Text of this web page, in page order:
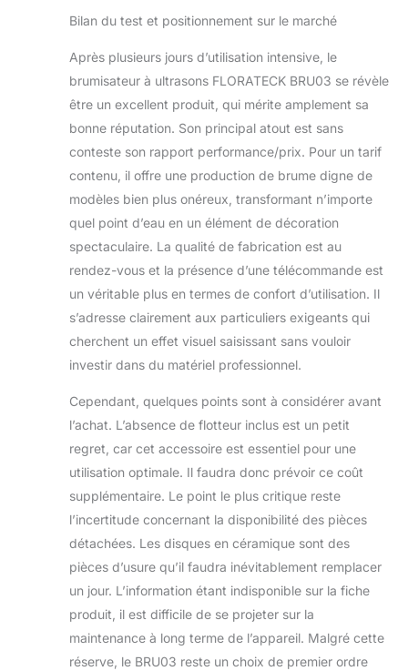
Bilan du test et positionnement sur le marché
Après plusieurs jours d’utilisation intensive, le
brumisateur à ultrasons FLORATECK BRU03 se révèle
être un excellent produit, qui mérite amplement sa
bonne réputation. Son principal atout est sans
conteste son rapport performance/prix. Pour un tarif
contenu, il offre une production de brume digne de
modèles bien plus onéreux, transformant n’importe
quel point d’eau en un élément de décoration
spectaculaire. La qualité de fabrication est au
rendez-vous et la présence d’une télécommande est
un véritable plus en termes de confort d’utilisation. Il
s’adresse clairement aux particuliers exigeants qui
cherchent un effet visuel saisissant sans vouloir
investir dans du matériel professionnel.
Cependant, quelques points sont à considérer avant
l’achat. L’absence de flotteur inclus est un petit
regret, car cet accessoire est essentiel pour une
utilisation optimale. Il faudra donc prévoir ce coût
supplémentaire. Le point le plus critique reste
l’incertitude concernant la disponibilité des pièces
détachées. Les disques en céramique sont des
pièces d’usure qu’il faudra inévitablement remplacer
un jour. L’information étant indisponible sur la fiche
produit, il est difficile de se projeter sur la
maintenance à long terme de l’appareil. Malgré cette
réserve, le BRU03 reste un choix de premier ordre